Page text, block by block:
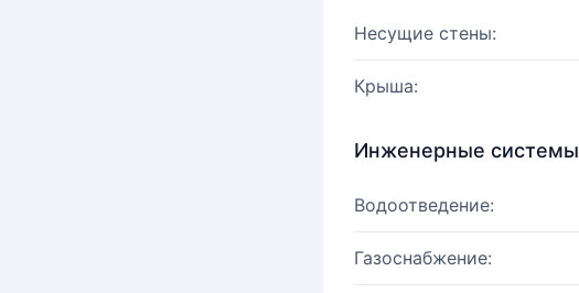
Несущие стены:
Крыша:
Инженерные системы
Водоотведение:
Газоснабжение: